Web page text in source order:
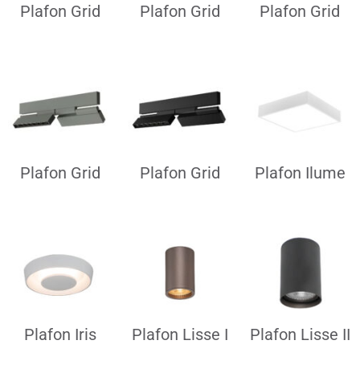
Plafon Grid Plafon Grid Plafon Grid
Plafon Grid Plafon Grid Plafon Ilume
Plafon Iris Plafon Lisse I Plafon Lisse II